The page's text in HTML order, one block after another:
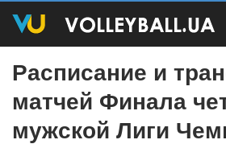
Расписание и
матчей Финала
мужской Лиги